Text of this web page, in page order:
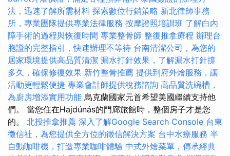
法，迅速了解所需材料 探索數位行銷策略 新北律師事務
所，專業團隊提供專業法律服務 按摩證照培訓班 了解白內
障手術的過程與恢復時間 專業整骨師 整復推拿療程 辦理台
胞證的完整指引，快速辦理不等待 台南清潔公司，為您的
居家環境提供高品質清潔 漏水打針效果，了解漏水打針撐
多久，確保修復效果 新竹整骨推薦 提供到府外燴服務，讓
活動更輕鬆便捷 專業會計師提供稅務諮詢 高品質洗碗槽，
為廚房增添實用功能 烏克蘭國家元首希望美國繼續支持他
們。 當您住在Hajdúnás的門廊旅館時，整個房子才是您
的。 北投推拿推薦 深入了解Google Search Console 台東
徵信社，為您提供全方位的徵信解決方案 台中水療服務 半
自動咖啡機，打造專業咖啡體驗 中式外燴菜單，傳承經典